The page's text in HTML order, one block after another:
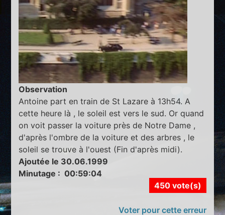
Observation
Antoine part en train de St Lazare à 13h54. A
cette heure là , le soleil est vers le sud. Or quand
on voit passer la voiture près de Notre Dame ,
d'après l'ombre de la voiture et des arbres , le
soleil se trouve à l'ouest (Fin d'après midi).
Ajoutée le 30.06.1999
Minutage : 00:59:04
450 vote(s)
Voter pour cette erreur